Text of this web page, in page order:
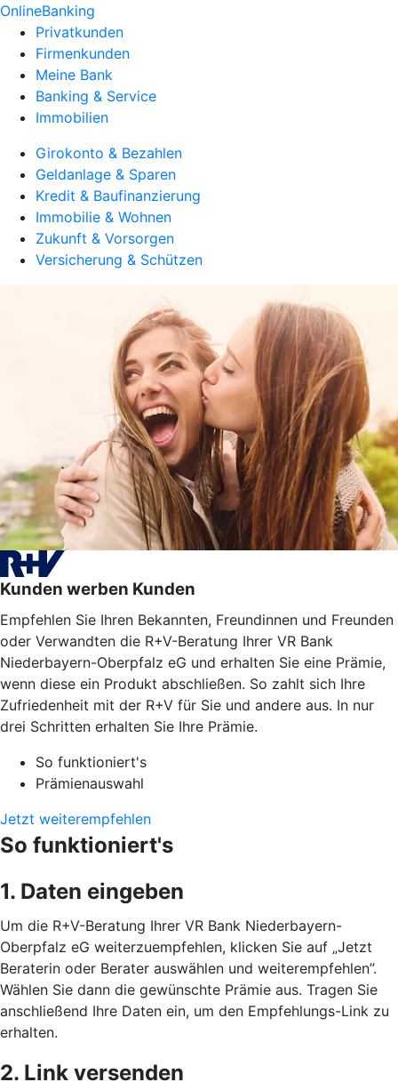
OnlineBanking
Privatkunden
Firmenkunden
Meine Bank
Banking & Service
Immobilien
Girokonto & Bezahlen
Geldanlage & Sparen
Kredit & Baufinanzierung
Immobilie & Wohnen
Zukunft & Vorsorgen
Versicherung & Schützen
Kunden werben Kunden
Empfehlen Sie Ihren Bekannten, Freundinnen und Freunden
oder Verwandten die R+V-Beratung Ihrer VR Bank
Niederbayern-Oberpfalz eG und erhalten Sie eine Prämie,
wenn diese ein Produkt abschließen. So zahlt sich Ihre
Zufriedenheit mit der R+V für Sie und andere aus. In nur
drei Schritten erhalten Sie Ihre Prämie.
So funktioniert's
Prämienauswahl
Jetzt weiterempfehlen
So funktioniert's
1. Daten eingeben
Um die R+V-Beratung Ihrer VR Bank Niederbayern-
Oberpfalz eG weiterzuempfehlen, klicken Sie auf „Jetzt
Beraterin oder Berater auswählen und weiterempfehlen”.
Wählen Sie dann die gewünschte Prämie aus. Tragen Sie
anschließend Ihre Daten ein, um den Empfehlungs-Link zu
erhalten.
2. Link versenden